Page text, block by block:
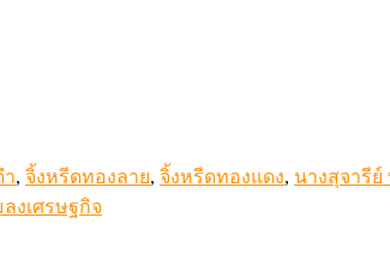
, จิ้งหรีดทองลาย, จิ้งหรีดทองแดง, นางสุจารีย์
งเศรษฐกิจ